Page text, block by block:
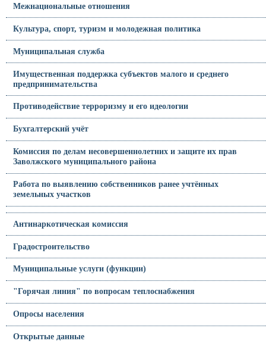
Межнациональные отношения
Культура, спорт, туризм и молодежная политика
Муниципальная служба
Имущественная поддержка субъектов малого и среднего
предпринимательства
Противодействие терроризму и его идеологии
Бухгалтерский учёт
Комиссия по делам несовершеннолетних и защите их прав
Заволжского муниципального района
Работа по выявлению собственников ранее учтённых
земельных участков
Антинаркотическая комиссия
Градостроительство
Муниципальные услуги (функции)
"Горячая линия" по вопросам теплоснабжения
Опросы населения
Открытые данные